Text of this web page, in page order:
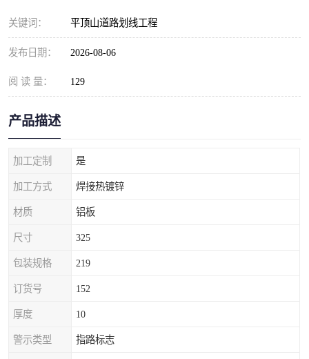
关键词： 平顶山道路划线工程
发布日期： 2026-08-06
阅 读 量： 129
产品描述
加工定制 是
加工方式 焊接热镀锌
材质 铝板
尺寸 325
包装规格 219
订货号 152
厚度 10
警示类型 指路标志